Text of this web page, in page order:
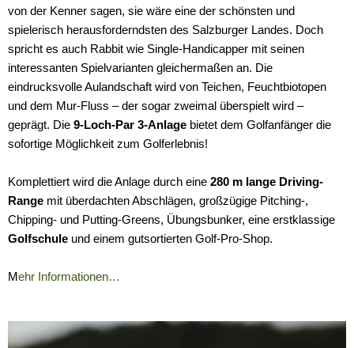
von der Kenner sagen, sie wäre eine der schönsten und
spielerisch herausforderndsten des Salzburger Landes. Doch
spricht es auch Rabbit wie Single-Handicapper mit seinen
interessanten Spielvarianten gleichermaßen an. Die
eindrucksvolle Aulandschaft wird von Teichen, Feuchtbiotopen
und dem Mur-Fluss – der sogar zweimal überspielt wird –
geprägt. Die 9-Loch-Par 3-Anlage bietet dem Golfanfänger die
sofortige Möglichkeit zum Golferlebnis!
Komplettiert wird die Anlage durch eine 280 m lange Driving-
Range mit überdachten Abschlägen, großzügige Pitching-,
Chipping- und Putting-Greens, Übungsbunker, eine erstklassige
Golfschule und einem gutsortierten Golf-Pro-Shop.
Mehr Informationen…